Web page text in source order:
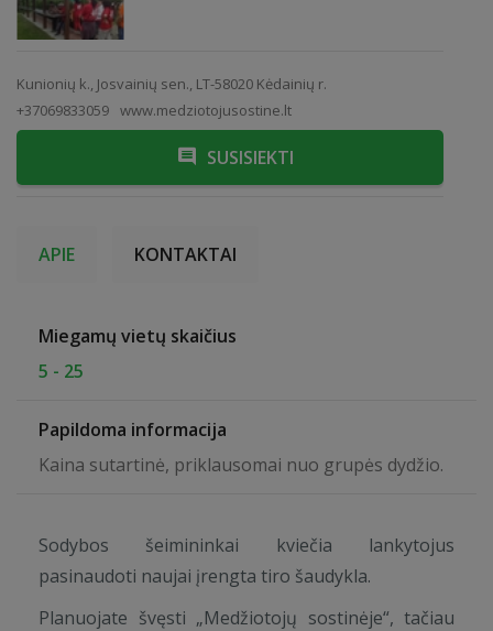
Kunionių k., Josvainių sen., LT-58020 Kėdainių r.
+37069833059 www.medziotojusostine.lt
SUSISIEKTI
APIE KONTAKTAI
Miegamų vietų skaičius
5 - 25
Papildoma informacija
Kaina sutartinė, priklausomai nuo grupės dydžio.
Sodybos šeimininkai kviečia lankytojus
pasinaudoti naujai įrengta tiro šaudykla.
Planuojate švęsti „Medžiotojų sostinėje“, tačiau